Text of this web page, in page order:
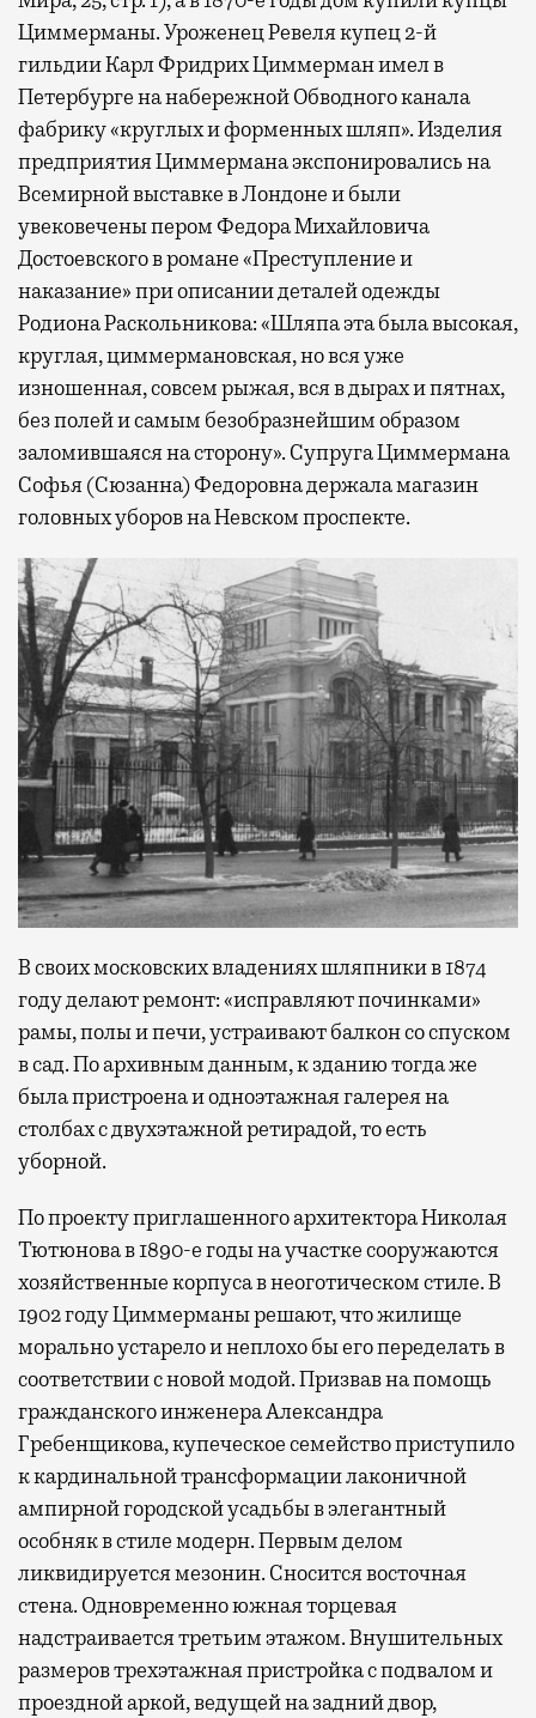
Циммерманы. Уроженец Ревеля купец 2-й
гильдии Карл Фридрих Циммерман имел в
Петербурге на набережной Обводного канала
фабрику «круглых и форменных шляп». Изделия
предприятия Циммермана экспонировались на
Всемирной выставке в Лондоне и были
увековечены пером Федора Михайловича
Достоевского в романе «Преступление и
наказание» при описании деталей одежды
Родиона Раскольникова: «Шляпа эта была высокая,
круглая, циммермановская, но вся уже
изношенная, совсем рыжая, вся в дырах и пятнах,
без полей и самым безобразнейшим образом
заломившаяся на сторону». Супруга Циммермана
Софья (Сюзанна) Федоровна держала магазин
головных уборов на Невском проспекте.
В своих московских владениях шляпники в 1874
году делают ремонт: «исправляют починками»
рамы, полы и печи, устраивают балкон со спуском
в сад. По архивным данным, к зданию тогда же
была пристроена и одноэтажная галерея на
столбах с двухэтажной ретирадой, то есть
уборной.
По проекту приглашенного архитектора Николая
Тютюнова в 1890-е годы на участке сооружаются
хозяйственные корпуса в неоготическом стиле. В
1902 году Циммерманы решают, что жилище
морально устарело и неплохо бы его переделать в
соответствии с новой модой. Призвав на помощь
гражданского инженера Александра
Гребенщикова, купеческое семейство приступило
к кардинальной трансформации лаконичной
ампирной городской усадьбы в элегантный
особняк в стиле модерн. Первым делом
ликвидируется мезонин. Сносится восточная
стена. Одновременно южная торцевая
надстраивается третьим этажом. Внушительных
размеров трехэтажная пристройка с подвалом и
проездной аркой, ведущей на задний двор,